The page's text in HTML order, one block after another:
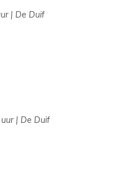
| De Duif
| De Duif